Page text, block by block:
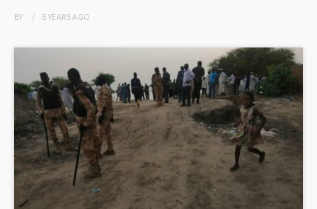
BY 5 YEARSAGO